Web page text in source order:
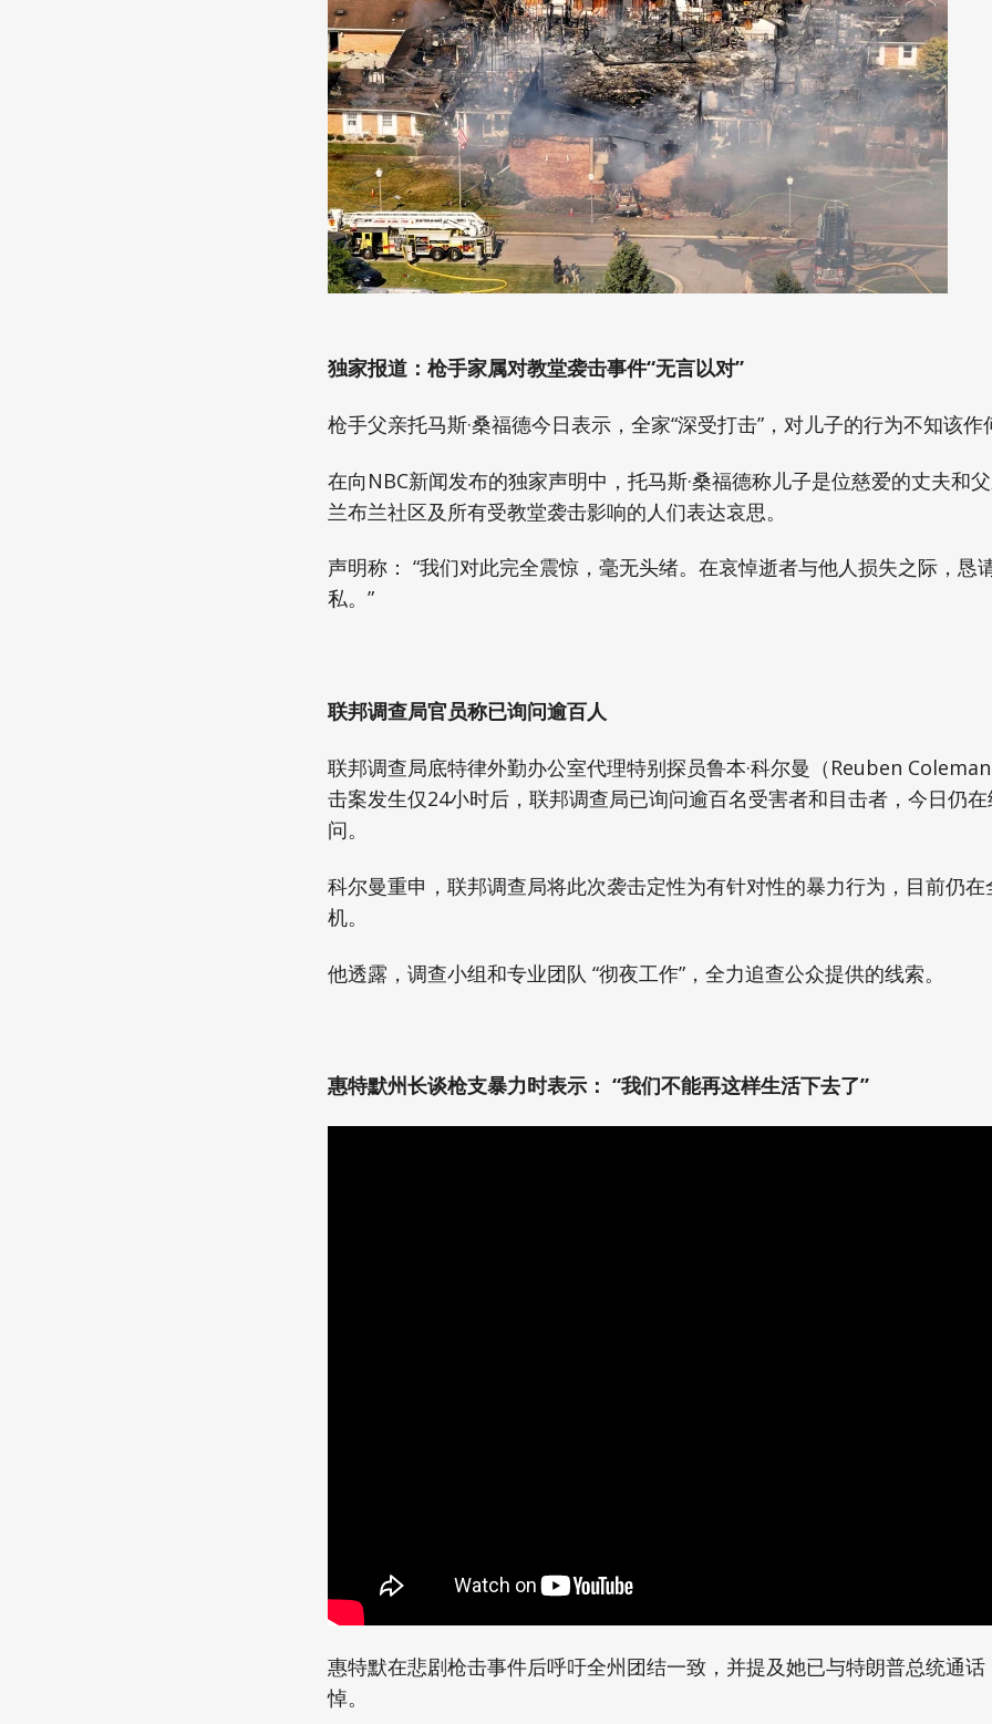
独家报道：枪手家属对教堂袭击事件“无言以对”
枪手父亲托马斯·桑福德今日表示，全家“深受打击”，对儿子的行为不知该作
在向NBC新闻发布的独家声明中，托马斯·桑福德称儿子是位慈爱的丈夫和
兰布兰社区及所有受教堂袭击影响的人们表达哀思。
声明称： “我们对此完全震惊，毫无头绪。在哀悼逝者与他人损失之际，恳
私。”
联邦调查局官员称已询问逾百人
联邦调查局底特律外勤办公室代理特别探员鲁本·科尔曼（Reuben
击案发生仅24小时后，联邦调查局已询问逾百名受害者和目击者，今日仍
问。
科尔曼重申，联邦调查局将此次袭击定性为有针对性的暴力行为，目前仍
机。
他透露，调查小组和专业团队 “彻夜工作”，全力追查公众提供的线索。
惠特默州长谈枪支暴力时表示： “我们不能再这样生活下去了”
密西根州州长格雷琴·惠特默就格兰布兰克教堂致命大规模枪击事件发表讲话
惠特默在悲剧枪击事件后呼吁全州团结一致，并提及她已与特朗普总统通
悼。